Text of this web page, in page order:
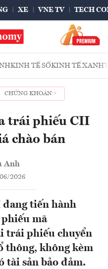
XE VNE TV TECH
KINH TẾ SỐKINH TẾ XANH
CHỨNG KHOÁN
trái phiếu CII
chào bán
Anh
2026
tiến hành
mã
trái phiếu chuyển
thông, không kèm
tài sản bảo đảm.